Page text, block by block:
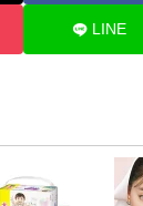
LINE